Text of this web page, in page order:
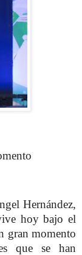
Hernández,
hoy bajo el
gran momento
que se han